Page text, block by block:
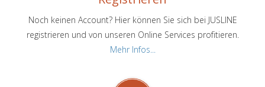
Noch keinen Account? Hier können Sie sich bei JUSLINE
registrieren und von unseren Online Services profitieren.
Mehr Infos...